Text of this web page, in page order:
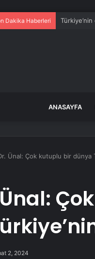
Dakika Haberleri
ANASAYFA
Ünal: Çok kutuplu bir dünya
2, 2024